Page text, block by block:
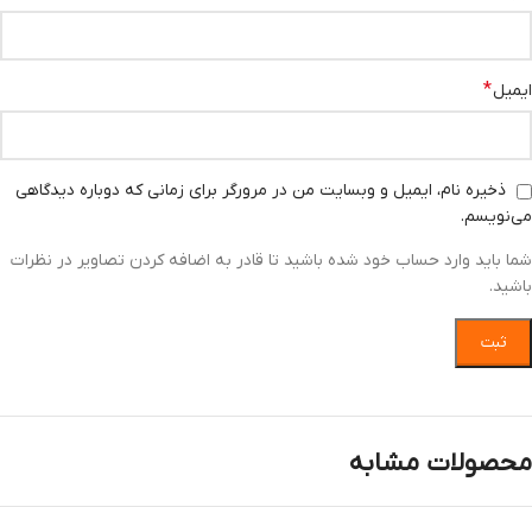
ایمیل*
ذخیره نام، ایمیل و وبسایت من در مرورگر برای زمانی که دوباره دیدگاهی
می‌نویسم.
شما باید وارد حساب خود شده باشید تا قادر به اضافه کردن تصاویر در نظرات
باشید.
محصولات مشابه